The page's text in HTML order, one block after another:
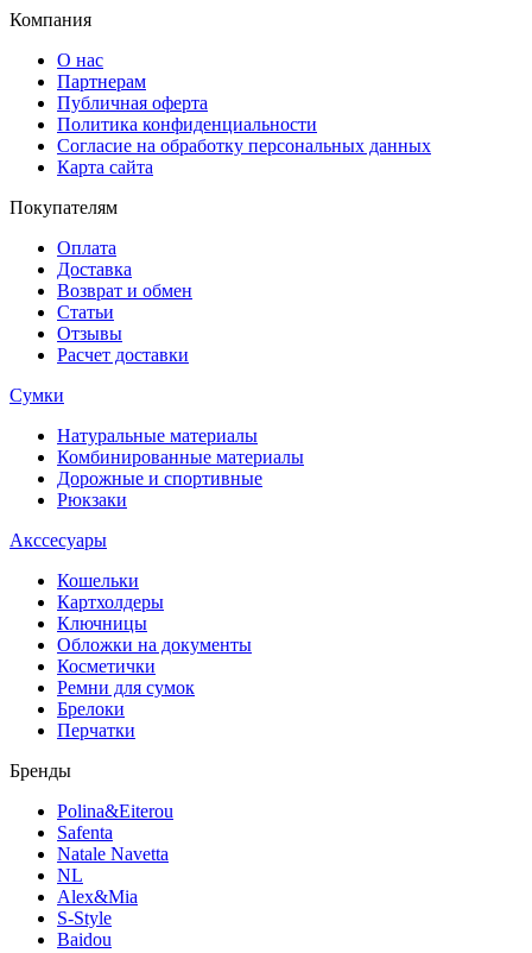
Компания
О нас
Партнерам
Публичная оферта
Политика конфиденциальности
Согласие на обработку персональных данных
Карта сайта
Покупателям
Оплата
Доставка
Возврат и обмен
Статьи
Отзывы
Расчет доставки
Сумки
Натуральные материалы
Комбинированные материалы
Дорожные и спортивные
Рюкзаки
Акссесуары
Кошельки
Картхолдеры
Ключницы
Обложки на документы
Косметички
Ремни для сумок
Брелоки
Перчатки
Бренды
Polina&Eiterou
Safenta
Natale Navetta
NL
Alex&Mia
S-Style
Baidou